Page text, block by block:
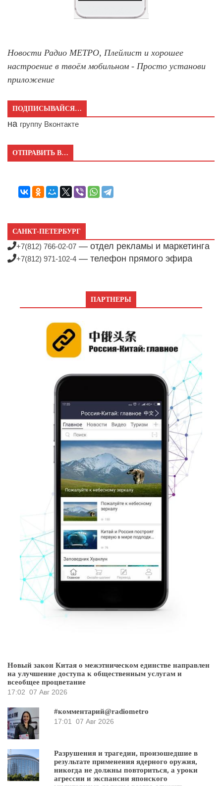
Новости Радио МЕТРО, Плейлист и хорошее
настроение в твоём мобильном - Просто установи
приложение
ПОДПИСЫВАЙСЯ…
на группу Вконтакте
ОТПРАВИТЬ В…
САНКТ-ПЕТЕРБУРГ
+7(812) 766-02-07 — отдел рекламы и маркетинга
+7(812) 971-102-4 — телефон прямого эфира
ПАРТНЕРЫ
Новый закон Китая о межэтническом единстве направлен
на улучшение доступа к общественным услугам и
всеобщее процветание
17:02 07 Авг 2026
#комментарий@radiometro
17:01
07 Авг 2026
Разрушения и трагедии, произошедшие в
результате применения ядерного оружия,
никогда не должны повториться, а уроки
агрессии и экспансии японского